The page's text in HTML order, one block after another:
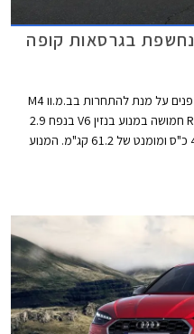
אאודי RS5 החדשה 2020 נחשפת בגרסאות קופה
אאודי RS5 מושקת לאחר שעברה מתיחת פנים על מנת להתחרות בב.מ.וו M4
החדשה אשר תוצג בשנה הבאה. אאודי RS5 חמושה במנוע בנזין V6 בנפח 2.9
ליטרים בעל שני מגדשי טורבו בהספק 450 כ"ס ומומנט של 61.2 קג"מ. המנוע
דינמיק המוסיפה גם דיפרנציאל ספורט אחורי. המנוע שוקל 182 ק"ג בלבד וכולל